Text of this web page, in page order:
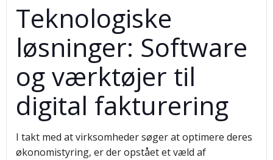
Teknologiske
løsninger: Software
og værktøjer til
digital fakturering
I takt med at virksomheder søger at optimere deres
økonomistyring, er der opstået et væld af